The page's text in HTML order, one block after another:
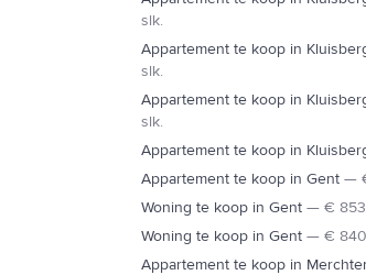
slk.
Appartement te koop in
slk.
Appartement te koop in
slk.
Appartement te koop in
Appartement te koop in Gent —
Woning te koop in Gent — €
Woning te koop in Gent — €
Appartement te koop in